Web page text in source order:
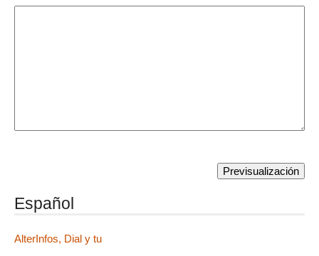
Español
AlterInfos, Dial y tu